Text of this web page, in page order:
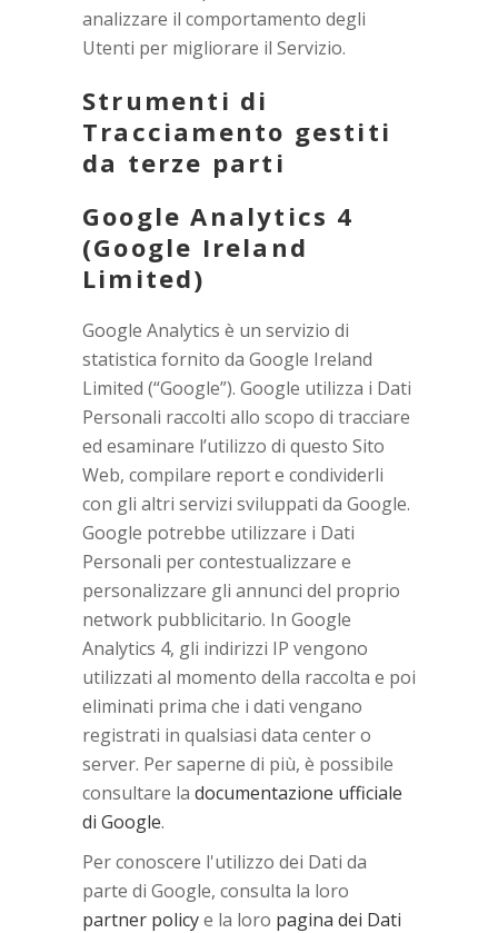
analizzare il comportamento degli
Utenti per migliorare il Servizio.
Strumenti di
Tracciamento gestiti
da terze parti
Google Analytics 4
(Google Ireland
Limited)
Google Analytics è un servizio di
statistica fornito da Google Ireland
Limited (“Google”). Google utilizza i Dati
Personali raccolti allo scopo di tracciare
ed esaminare l’utilizzo di questo Sito
Web, compilare report e condividerli
con gli altri servizi sviluppati da Google.
Google potrebbe utilizzare i Dati
Personali per contestualizzare e
personalizzare gli annunci del proprio
network pubblicitario. In Google
Analytics 4, gli indirizzi IP vengono
utilizzati al momento della raccolta e poi
eliminati prima che i dati vengano
registrati in qualsiasi data center o
server. Per saperne di più, è possibile
consultare la documentazione ufficiale
di Google.
Per conoscere l'utilizzo dei Dati da
parte di Google, consulta la loro
partner policye la loro pagina dei Dati